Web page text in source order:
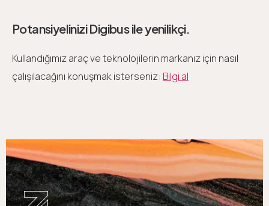
Potansiyelinizi Digibus ile yenilikçi.
Kullandığımız araç ve teknolojilerin markanız için nasıl
çalışılacağını konuşmak isterseniz: Bilgi al